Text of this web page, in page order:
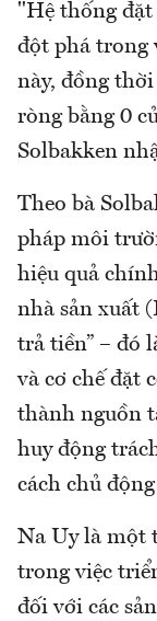
"Hệ thống đặt
đột phá trong
này, đồng
ròng bằng 0
Solbakken
Theo bà
pháp môi
hiệu quả
nhà sản xuất
trả tiền” – đó
và cơ chế đặt
thành nguồn
huy động
cách chủ
Na Uy là một
trong việc
đối với các